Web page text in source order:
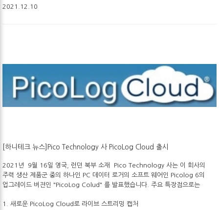
2021.12.10
[하니테크 뉴스]Pico Technology 사 PicoLog Cloud 출시
2021년 9월 16일 영국, 런던 북부 소재 Pico Technology 사는 이 회사의
주력 생산 제품군 중의 하나인 PC 데이터 로거의 소프트 웨어인 Picolog 6의
업그레이드 버젼인 "PicoLog Colud" 를 발표했습니다. 주요 특장점으로는
1. 새로운 PicoLog Cloud로 라이브 스트리밍 캡처